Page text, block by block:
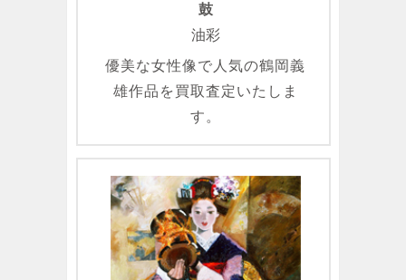
鼓
油彩
優美な女性像で人気の鶴岡義
雄作品を買取査定いたしま
す。